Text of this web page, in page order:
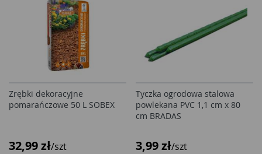
Zrębki dekoracyjne
pomarańczowe 50 L SOBEX
32,99 zł/szt
Tyczka ogrodowa stalowa
powlekana PVC 1,1 cm x 80
cm BRADAS
3,99 zł/szt